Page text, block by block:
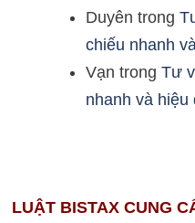
Duyên trong
chiếu nhanh
Vạn trong Tư
nhanh và hiệu
LUẬT BISTAX CUNG